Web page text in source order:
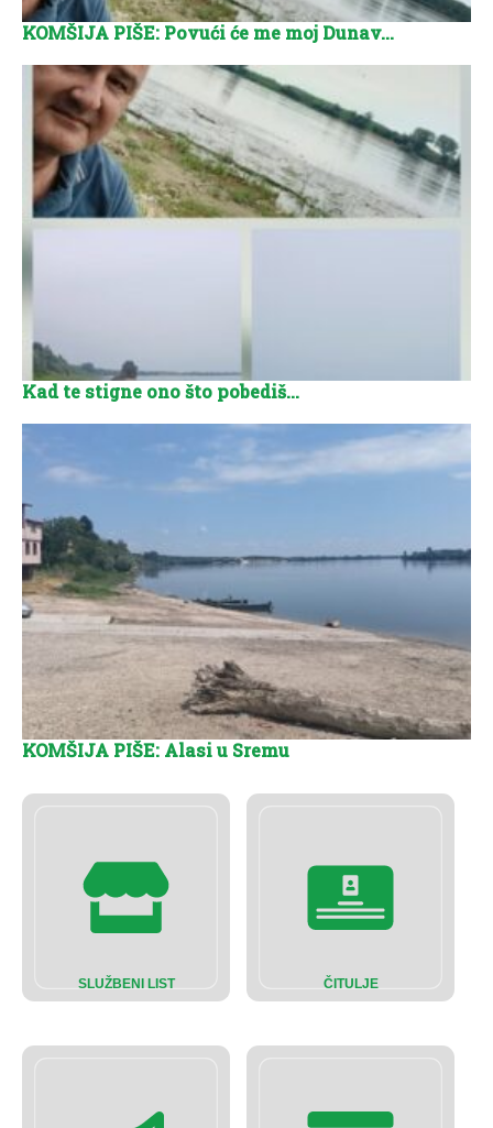
SLUŽBENI LIST ČITULJE
KOMŠIJA PIŠE: Povući će me moj Dunav…
Kad te stigne ono što pobediš…
KOMŠIJA PIŠE: Alasi u Sremu